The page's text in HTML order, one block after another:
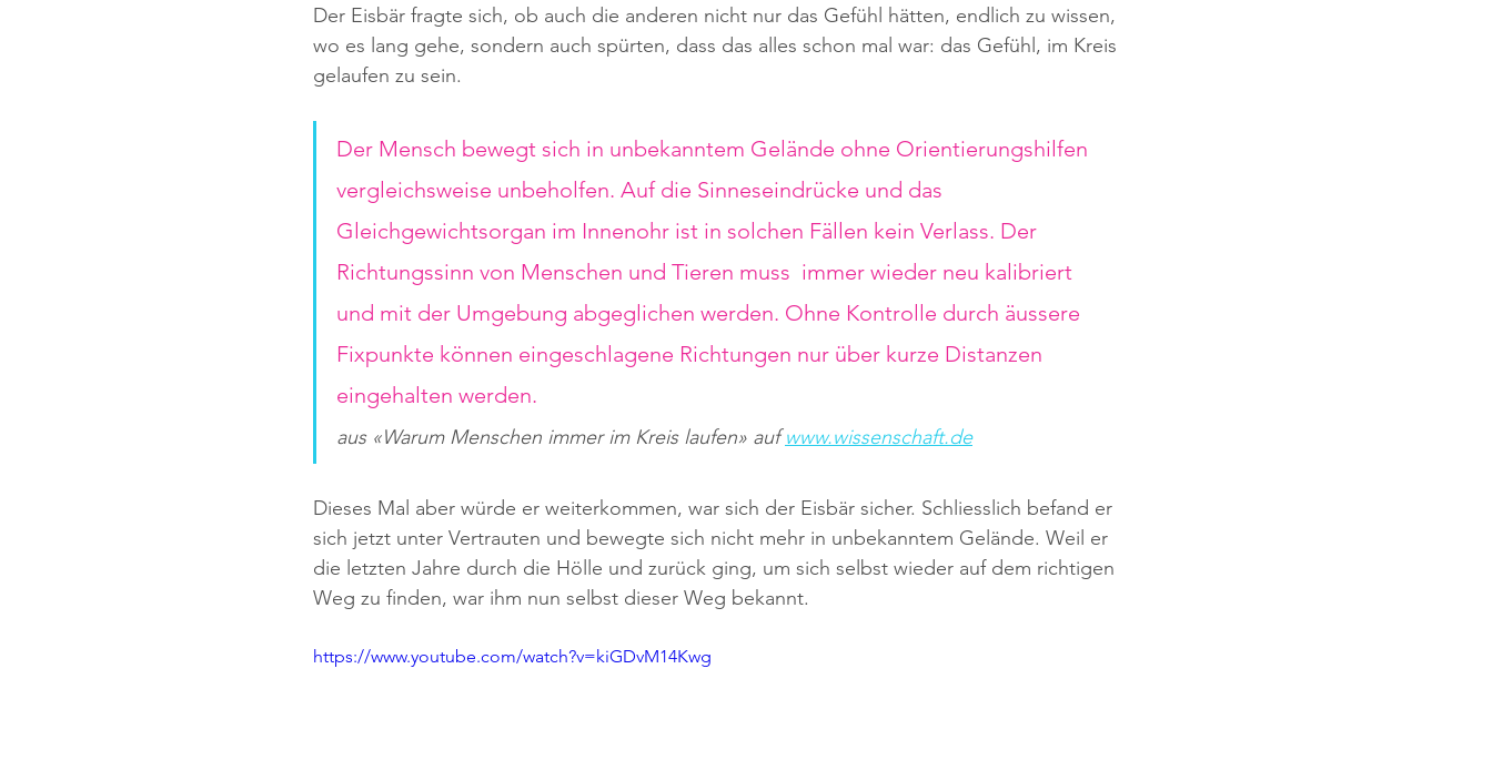
Der Eisbär fragte sich, ob auch die anderen nicht nur das Gefühl hätten, endlich zu wissen,
wo es lang gehe, sondern auch spürten, dass das alles schon mal war: das Gefühl, im Kreis
gelaufen zu sein.
Der Mensch bewegt sich in unbekanntem Gelände ohne Orientierungshilfen
vergleichsweise unbeholfen. Auf die Sinneseindrücke und das
Gleichgewichtsorgan im Innenohr ist in solchen Fällen kein Verlass. Der
Richtungssinn von Menschen und Tieren muss  immer wieder neu kalibriert
und mit der Umgebung abgeglichen werden. Ohne Kontrolle durch äussere
Fixpunkte können eingeschlagene Richtungen nur über kurze Distanzen
eingehalten werden.
aus «Warum Menschen immer im Kreis laufen» auf www.wissenschaft.de
Dieses Mal aber würde er weiterkommen, war sich der Eisbär sicher. Schliesslich befand er
sich jetzt unter Vertrauten und bewegte sich nicht mehr in unbekanntem Gelände. Weil er
die letzten Jahre durch die Hölle und zurück ging, um sich selbst wieder auf dem richtigen
Weg zu finden, war ihm nun selbst dieser Weg bekannt.
https://www.youtube.com/watch?v=kiGDvM14Kwg